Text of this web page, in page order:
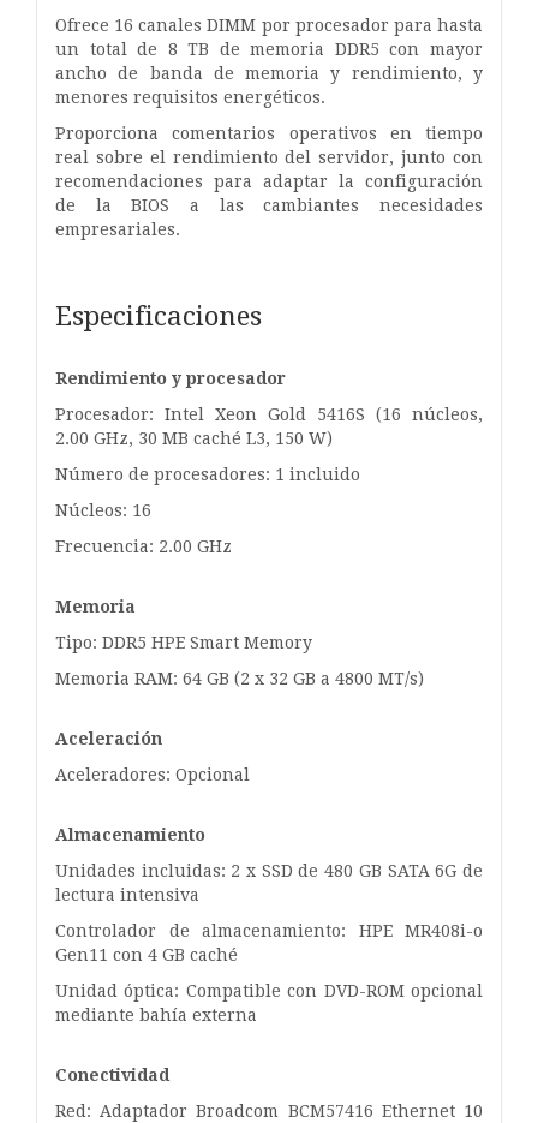
Ofrece 16 canales DIMM por procesador para hasta
un total de 8 TB de memoria DDR5 con mayor
ancho de banda de memoria y rendimiento, y
menores requisitos energéticos.
Proporciona comentarios operativos en tiempo
real sobre el rendimiento del servidor, junto con
recomendaciones para adaptar la configuración
de la BIOS a las cambiantes necesidades
empresariales.
Especificaciones
Rendimiento y procesador
Procesador: Intel Xeon Gold 5416S (16 núcleos,
2.00 GHz, 30 MB caché L3, 150 W)
Número de procesadores: 1 incluido
Núcleos: 16
Frecuencia: 2.00 GHz
Memoria
Tipo: DDR5 HPE Smart Memory
Memoria RAM: 64 GB (2 x 32 GB a 4800 MT/s)
Aceleración
Aceleradores: Opcional
Almacenamiento
Unidades incluidas: 2 x SSD de 480 GB SATA 6G de
lectura intensiva
Controlador de almacenamiento: HPE MR408i-o
Gen11 con 4 GB caché
Unidad óptica: Compatible con DVD-ROM opcional
mediante bahía externa
Conectividad
Red: Adaptador Broadcom BCM57416 Ethernet 10